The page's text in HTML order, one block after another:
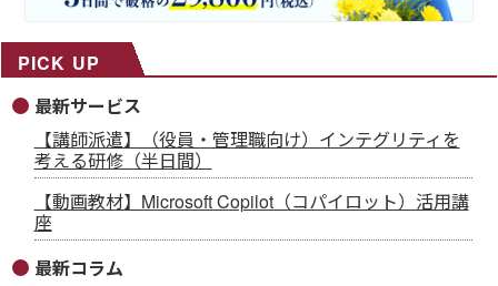
PICK UP
最新サービス
【講師派遣】（役員・管理職向け）インテグリティを
考える研修（半日間）
【動画教材】Microsoft Copilot（コパイロット）活用講
座
最新コラム